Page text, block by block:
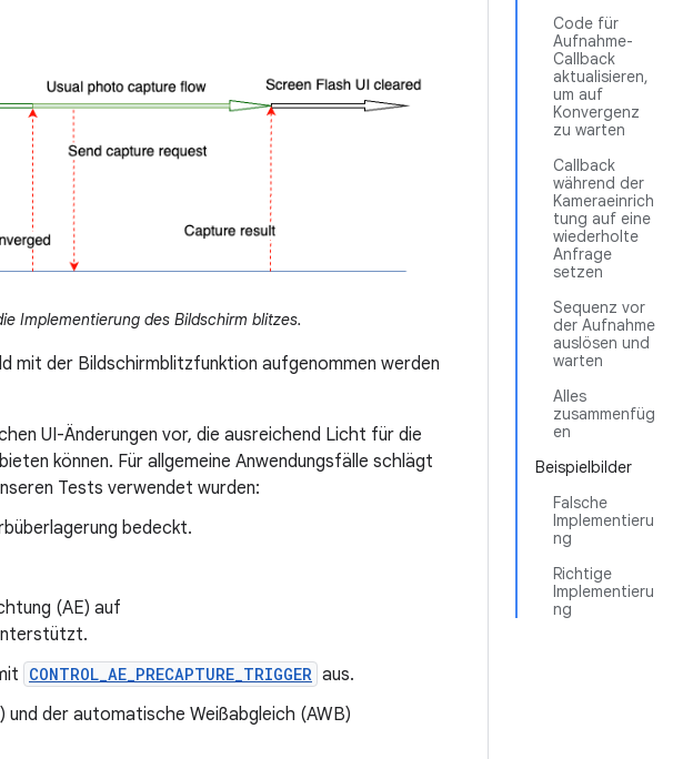
Code für
Aufnahme-
Callback
aktualisieren,
um auf
Konvergenz
zu warten
Callback
während der
Kameraeinrich
tung auf eine
wiederholte
Anfrage
setzen
Sequenz vor
der Aufnahme
auslösen und
warten
Alles
zusammenfüg
en
Beispielbilder
Falsche
Implementieru
ng
Richtige
Implementieru
ng
Implementierung des Bildschirm blitzes.
mit der Bildschirmblitzfunktion aufgenommen werden
UI-Änderungen vor, die ausreichend Licht für die
können. Für allgemeine Anwendungsfälle schlägt
Tests verwendet wurden:
bedeckt.
(AE) auf
CONTROL_AE_PRECAPTURE_TRIGGER aus.
der automatische Weißabgleich (AWB)